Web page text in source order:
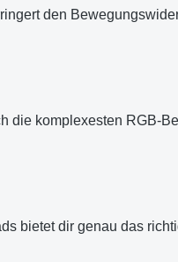
den
die komplexesten RGB-
bietet dir genau das